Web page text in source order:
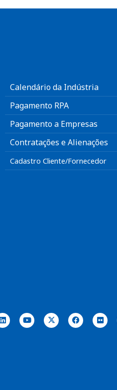
Calendário da Indústria
Pagamento RPA
Pagamento a Empresas
Contratações e Alienações
Cadastro Cliente/Fornecedor